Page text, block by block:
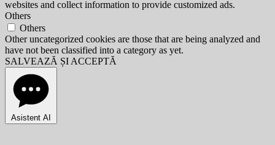
websites and collect information to provide customized ads.
Others
Others
Other uncategorized cookies are those that are being analyzed and
have not been classified into a category as yet.
SALVEAZĂ ȘI ACCEPTĂ
Asistent AI